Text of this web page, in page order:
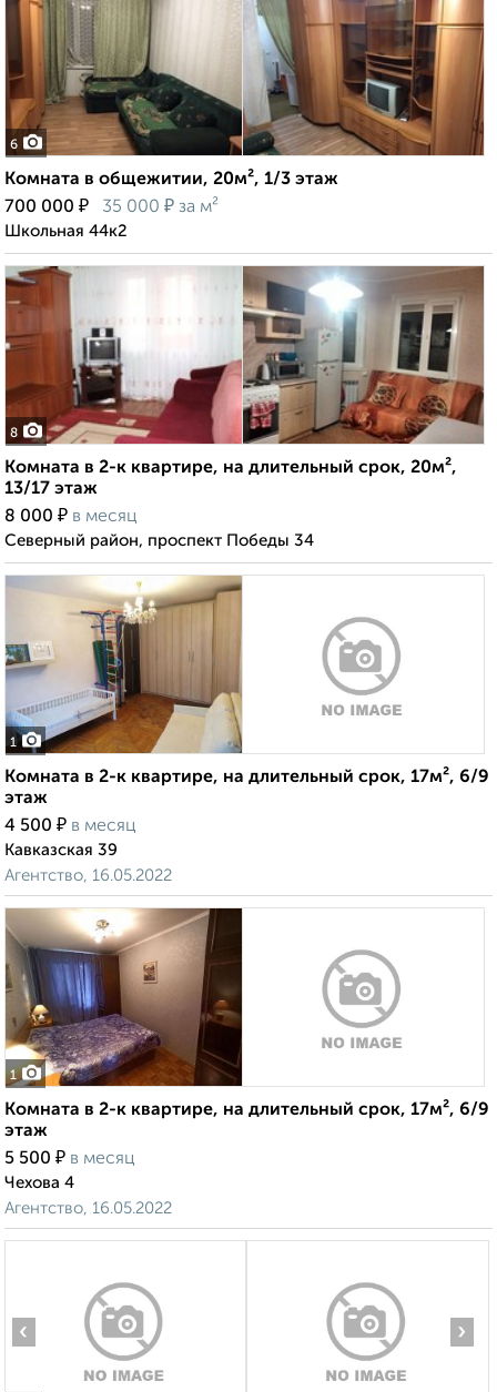
6
Комната в общежитии, 20м², 1/3 этаж
700 000 ₽ 35 000 ₽ за м²
Школьная 44к2
8
Комната в 2-к квартире, на длительный срок, 20м²,
13/17 этаж
8 000 ₽ в месяц
Северный район, проспект Победы 34
1
Комната в 2-к квартире, на длительный срок, 17м², 6/9
этаж
4 500 ₽ в месяц
Кавказская 39
Агентство, 16.05.2022
1
Комната в 2-к квартире, на длительный срок, 17м², 6/9
этаж
5 500 ₽ в месяц
Чехова 4
Агентство, 16.05.2022
‹ ›